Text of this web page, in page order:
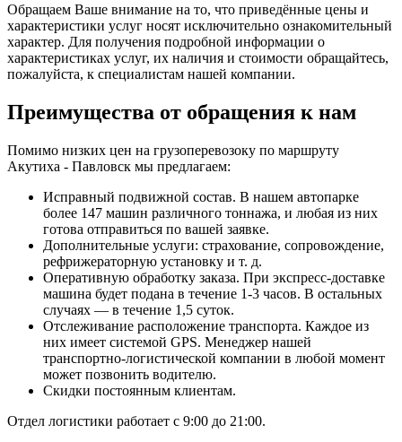
Обращаем Ваше внимание на то, что приведённые цены и
характеристики услуг носят исключительно ознакомительный
характер. Для получения подробной информации о
характеристиках услуг, их наличия и стоимости обращайтесь,
пожалуйста, к специалистам нашей компании.
Преимущества от обращения к нам
Помимо низких цен на грузоперевозоку по маршруту
Акутиха - Павловск мы предлагаем:
Исправный подвижной состав. В нашем автопарке
более 147 машин различного тоннажа, и любая из них
готова отправиться по вашей заявке.
Дополнительные услуги: страхование, сопровождение,
рефрижераторную установку и т. д.
Оперативную обработку заказа. При экспресс-доставке
машина будет подана в течение 1-3 часов. В остальных
случаях — в течение 1,5 суток.
Отслеживание расположение транспорта. Каждое из
них имеет системой GPS. Менеджер нашей
транспортно-логистической компании в любой момент
может позвонить водителю.
Скидки постоянным клиентам.
Отдел логистики работает с 9:00 до 21:00.